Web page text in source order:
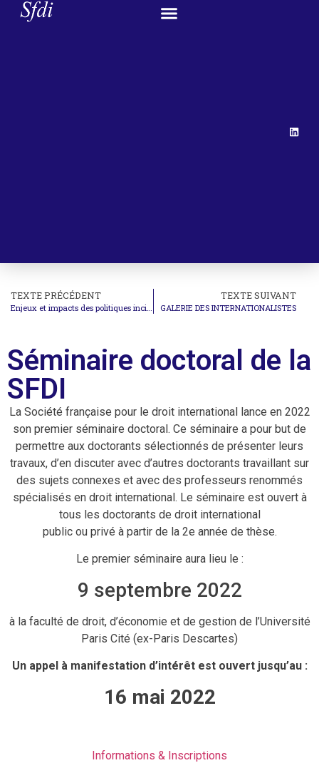
TEXTE PRÉCÉDENT
Enjeux et impacts des politiques incitatives dans le domaine de l’énergie
TEXTE SUIVANT
GALERIE DES INTERNATIONALISTES
Séminaire doctoral de la
SFDI
La Société française pour le droit international lance en 2022
son premier séminaire doctoral. Ce séminaire a pour but de
permettre aux doctorants sélectionnés de présenter leurs
travaux, d’en discuter avec d’autres doctorants travaillant sur
des sujets connexes et avec des professeurs renommés
spécialisés en droit international. Le séminaire est ouvert à
tous les doctorants de droit international
public ou privé à partir de la 2e année de thèse.
Le premier séminaire aura lieu le :
9 septembre 2022
à la faculté de droit, d’économie et de gestion de l’Université
Paris Cité (ex-Paris Descartes)
Un appel à manifestation d’intérêt est ouvert jusqu’au :
16 mai 2022
Informations & Inscriptions